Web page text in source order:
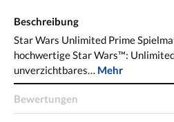
Beschreibung
Star Wars Unlimited Prime
hochwertige Star Wars™:
unverzichtbares… Mehr
Bewertungen